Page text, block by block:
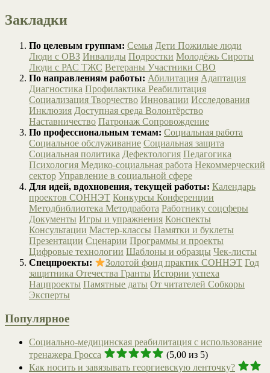
Закладки
По целевым группам: Семья Дети Пожилые люди
Люди с ОВЗ Инвалиды Подростки Молодёжь Сироты
Люди с РАС ТЖС Ветераны Участники СВО
По направлениям работы: Абилитация Адаптация
Диагностика Профилактика Реабилитация
Социализация Творчество Инновации Исследования
Инклюзия Доступная среда Волонтёрство
Наставничество Патронаж Сопровождение
По профессиональным темам: Социальная работа
Социальное обслуживание Социальная защита
Социальная политика Дефектология Педагогика
Психология Медико-социальная работа Некоммерческий
сектор Управление в социальной сфере
Для идей, вдохновения, текущей работы: Календарь
проектов СОННЭТ Конкурсы Конференции
Методбиблиотека Методработа Работнику соцсферы
Документы Игры и упражнения Конспекты
Консультации Мастер-классы Памятки и буклеты
Презентации Сценарии Программы и проекты
Цифровые технологии Шаблоны и образцы Чек-листы
Спецпроекты:
Золотой фонд практик СОННЭТ Год
защитника Отечества Гранты Истории успеха
Нацпроекты Памятные даты От читателей Собкоры
Эксперты
Популярное
Социально-медицинская реабилитация с использование
тренажера Гросса
(5,00 из 5)
Как носить и завязывать георгиевскую ленточку?